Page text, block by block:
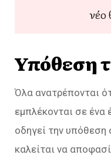
νέο
Υπόθεση
Όλα ανατρέπονται
εμπλέκονται σε ένα
οδηγεί την υπόθεση
καλείται να